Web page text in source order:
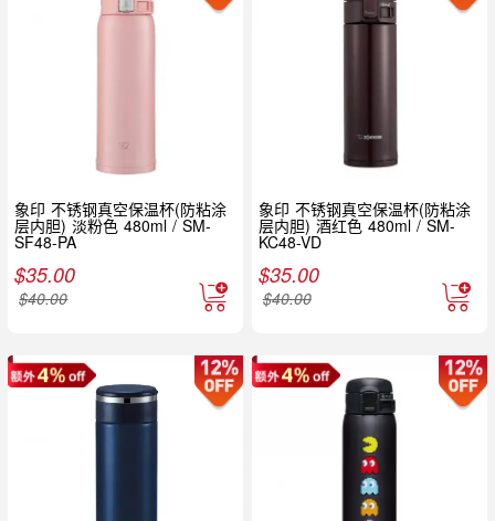
象印 不锈钢真空保温杯(防粘涂
层内胆) 淡粉色 480ml / SM-
SF48-PA
$35.00
$40.00
象印 不锈钢真空保温杯(防粘涂
层内胆) 酒红色 480ml / SM-
KC48-VD
$35.00
$40.00